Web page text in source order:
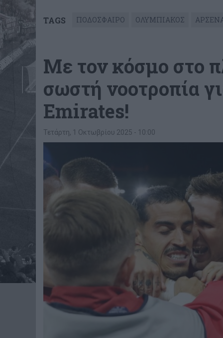
TAGS ΠΟΔΟΣΦΑΙΡΟ ΟΛΥΜΠΙΑΚΟΣ
Με τον κόσμο στο
σωστή νοοτροπία
Emirates!
Τετάρτη, 1 Οκτωβρίου 2025 - 10:00